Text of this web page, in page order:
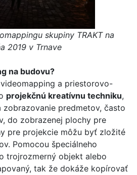
skupiny TRAKT na
2019 v Trnave
na budovu?
a priestorovo-
projekčnú kreatívnu techniku,
zobrazovanie predmetov, často
do zobrazenej plochy pre
pre projekcie môžu byť zložité
Pomocou špeciálneho
trojrozmerný objekt alebo
tak že dokáže kopírovať